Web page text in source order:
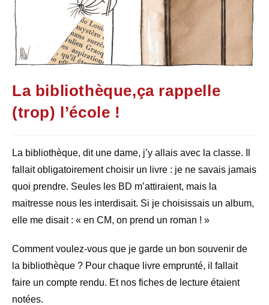
La bibliothèque,ça rappelle
(trop) l’école !
La bibliothèque, dit une dame, j’y allais avec la classe. Il
fallait obligatoirement choisir un livre : je ne savais jamais
quoi prendre. Seules les BD m’attiraient, mais la
maitresse nous les interdisait. Si je choisissais un album,
elle me disait : « en CM, on prend un roman ! »
Comment voulez-vous que je garde un bon souvenir de
la bibliothèque ? Pour chaque livre emprunté, il fallait
faire un compte rendu. Et nos fiches de lecture étaient
notées.